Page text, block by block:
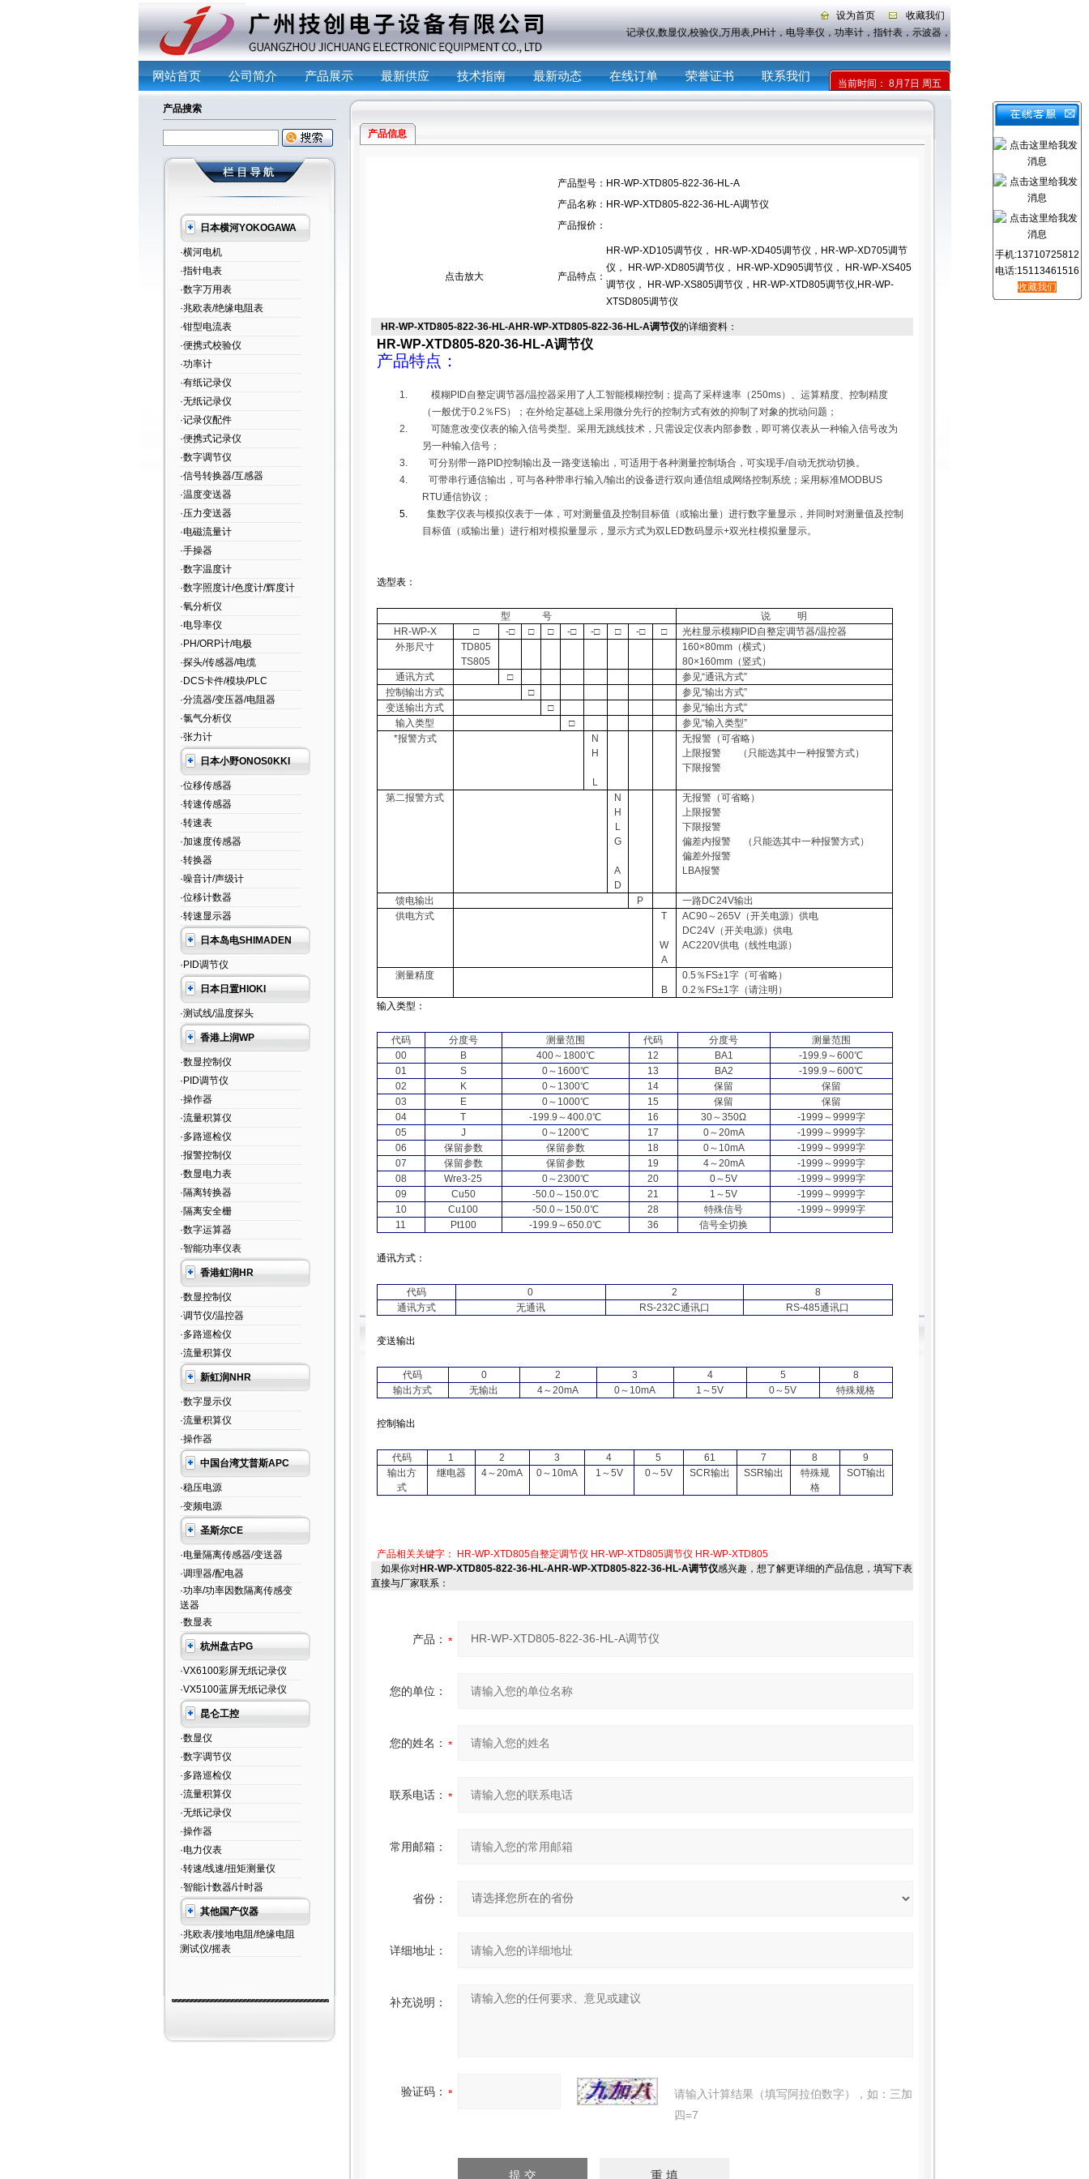
设为首页
收藏我们
主营产品：记录仪,数显仪,校验仪,万用表,PH计，电导率仪，功率计，指针表，示波器，传感器
网站首页 公司简介 产品展示 最新供应 技术指南 最新动态 在线订单 荣誉证书 联系我们
当前时间： 8月7日 周五
产品搜索
日本横河YOKOGAWA
·横河电机
·指针电表
·数字万用表
·兆欧表/绝缘电阻表
·钳型电流表
·便携式校验仪
·功率计
·有纸记录仪
·无纸记录仪
·记录仪配件
·便携式记录仪
·数字调节仪
·信号转换器/互感器
·温度变送器
·压力变送器
·电磁流量计
·手操器
·数字温度计
·数字照度计/色度计/辉度计
·氧分析仪
·电导率仪
·PH/ORP计/电极
·探头/传感器/电缆
·DCS卡件/模块/PLC
·分流器/变压器/电阻器
·氯气分析仪
·张力计
日本小野ONOS0KKI
·位移传感器
·转速传感器
·转速表
·加速度传感器
·转换器
·噪音计/声级计
·位移计数器
·转速显示器
日本岛电SHIMADEN
·PID调节仪
日本日置HIOKI
·测试线/温度探头
香港上润WP
·数显控制仪
·PID调节仪
·操作器
·流量积算仪
·多路巡检仪
·报警控制仪
·数显电力表
·隔离转换器
·隔离安全栅
·数字运算器
·智能功率仪表
香港虹润HR
·数显控制仪
·调节仪/温控器
·多路巡检仪
·流量积算仪
新虹润NHR
·数字显示仪
·流量积算仪
·操作器
中国台湾艾普斯APC
·稳压电源
·变频电源
圣斯尔CE
·电量隔离传感器/变送器
·调理器/配电器
·功率/功率因数隔离传感变
送器
·数显表
杭州盘古PG
·VX6100彩屏无纸记录仪
·VX5100蓝屏无纸记录仪
昆仑工控
·数显仪
·数字调节仪
·多路巡检仪
·流量积算仪
·无纸记录仪
·操作器
·电力仪表
·转速/线速/扭矩测量仪
·智能计数器/计时器
其他国产仪器
·兆欧表/接地电阻/绝缘电阻
测试仪/摇表
产品信息
点击放大
产品型号： HR-WP-XTD805-822-36-HL-A
产品名称： HR-WP-XTD805-822-36-HL-A调节仪
产品报价：
产品特点：
HR-WP-XD105调节仪， HR-WP-XD405调节仪，HR-WP-XD705调节
仪， HR-WP-XD805调节仪， HR-WP-XD905调节仪， HR-WP-XS405
调节仪， HR-WP-XS805调节仪，HR-WP-XTD805调节仪,HR-WP-
XTSD805调节仪
HR-WP-XTD805-822-36-HL-AHR-WP-XTD805-822-36-HL-A调节仪的详细资料：
HR-WP-XTD805-820-36-HL-A调节仪
产品特点：
1. 模糊PID自整定调节器/温控器采用了人工智能模糊控制；提高了采样速率（250ms）、运算精度、控制精度
（一般优于0.2 ％ FS）；在外给定基础上采用微分先行的控制方式有效的抑制了对象的扰动问题；
2.
可随意改变仪表的输入信号类型。采用无跳线技术，只需设定仪表内部参数，即可将仪表从一种输入信号改为
另一种输入信号；
3.
可分别带一路PID控制输出及一路变送输出，可适用于各种测量控制场合，可实现手/自动无扰动切换。
4.
可带串行通信输出，可与各种带串行输入/输出的设备进行双向通信组成网络控制系统；采用标准MODBUS
RTU通信协议；
5.
集数字仪表与模拟仪表于一体，可对测量值及控制目标值（或输出量）进行数字量显示，并同时对测量值及控制
目标值（或输出量）进行相对模拟量显示，显示方式为双 LED数码显示+双光柱模拟量显示。
选型表：
型 号 说
明
HR-WP-X
□ -□ □ □ -□ -□ □ -□ □ 光柱显示模糊PID自整定调节器/温控器
外形尺寸
TD805
TS805
160×80mm（横式）
80×160mm（竖式）
通讯方式
□ 参见“通讯方式”
控制输出方式
□ 参见“输出方式”
变送输出方式
□ 参见“输出方式”
输入类型
□ 参见“输入类型”
*报警方式
N
H
L
无报警（可省略）
上限报警
（只能选其中一种报警方式）
下限报警
第二报警方式
N
H
L
G
A
D
无报警（可省略）
上限报警
下限报警
偏差内报警
（只能选其中一种报警方式）
偏差外报警
LBA报警
馈电输出 P 一路DC24V输出
供电方式
T
W
A
AC90～265V（开关电源）供电
DC24V（开关电源）供电
AC220V供电（线性电源）
测量精度
B
0.5 ％ FS±1字（可省略）
0.2 ％ FS±1字（请注明 ）
输入类型：
代码 分度号 测量范围 代码 分度号
测量范围
00
B 400～ 1800℃ 12 BA1 -199.9 ～600℃
01
S 0～ 1600℃ 13 BA2 -199.9 ～600℃
02
K 0～ 1300℃ 14 保留
保留
03
E 0～ 1000℃ 15 保留
保留
04
T -199.9 ～400.0℃ 16 30～350Ω -1999 ～9999字
05
J 0～ 1200℃ 17 0～20mA -1999 ～9999字
06
保留参数 保留参数 18 0～ 10mA -1999 ～9999字
07
保留参数 保留参数 19 4～20mA -1999 ～9999字
08
Wre3-25 0～2300℃ 20 0～5V -1999 ～9999字
09
Cu50 -50.0～ 150.0℃ 21 1 ～5V -1999 ～9999字
10
Cu100 -50.0～ 150.0℃ 28 特殊信号 -1999 ～9999字
11
Pt100 -199.9 ～650.0℃ 36 信号全切换
通讯方式：
代码 0 2
8
通讯方式
无通讯 RS-232C通讯口 RS-485通讯口
变送输出
代码 0 2 3 4 5
8
输出方式
无输出 4～20mA 0～ 10mA 1 ～5V 0～5V 特殊规格
控制输出
代码 1 2 3 4 5 61 7 8
9
输出方
式
继电器 4～20mA 0～ 10mA 1 ～5V 0～5V SCR输出 SSR输出
特殊规
格
SOT输出
产品相关关键字： HR-WP-XTD805自整定调节仪 HR-WP-XTD805调节仪 HR-WP-XTD805
如果你对HR-WP-XTD805-822-36-HL-AHR-WP-XTD805-822-36-HL-A调节仪感兴趣，想了解更详细的产品信息，填写下表
直接与厂家联系：
产品：
您的单位：
您的姓名：
联系电话：
常用邮箱：
省份：
详细地址：
补充说明：
验证码：
请输入计算结果（填写阿拉伯数字），如：三加
四=7
手机:13710725812
电话:15113461516
收藏我们